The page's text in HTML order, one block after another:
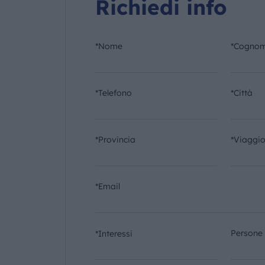
Richiedi info
*Nome
*Telefono *Città
*Provincia
*Email
*Interessi Persone